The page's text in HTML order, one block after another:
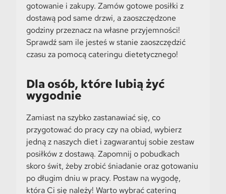
gotowanie i zakupy. Zamów gotowe posiłki z
dostawą pod same drzwi, a zaoszczędzone
godziny przeznacz na własne przyjemności!
Sprawdź sam ile jesteś w stanie zaoszczędzić
czasu za pomocą cateringu dietetycznego!
Dla osób, które lubią żyć
wygodnie
Zamiast na szybko zastanawiać się, co
przygotować do pracy czy na obiad, wybierz
jedną z naszych diet i zagwarantuj sobie zestaw
posiłków z dostawą. Zapomnij o pobudkach
skoro świt, żeby zrobić śniadanie oraz gotowaniu
po długim dniu w pracy. Postaw na wygodę,
która Ci się należy! Warto wybrać catering